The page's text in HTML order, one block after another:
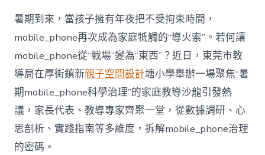
治
理
難
題？
讓
mobilJIUYI
俱
意
空
間
設
暑期到來，當孩子擁有年夜把不受拘束時間，
mobile_phone再次成為家庭牴觸的“導火索”。若何讓
mobile_phone從“戰場”變為“東西”？近日，東莞市教
導局在厚街鎮新親子空間設計塘小學舉辦一場聚焦“暑
期mobile_phone科學治理”的家庭教導沙龍引發熱
議，家長代表、教導專家齊聚一堂，從數據調研、心
思剖析、實踐指南等多維度，拆解mobile_phone治理
的密碼。